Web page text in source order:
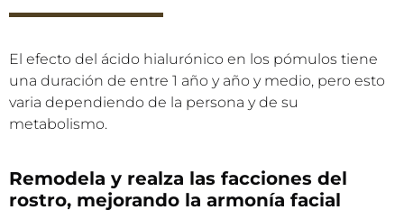
El efecto del ácido hialurónico en los pómulos tiene
una duración de entre 1 año y año y medio, pero esto
varia dependiendo de la persona y de su
metabolismo.
Remodela y realza las facciones del
rostro, mejorando la armonía facial